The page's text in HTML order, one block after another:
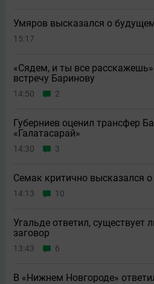
Умяров высказался о
15:17
«Сядем, и ты все
встречу Баринову
14:50 2
Губерниев оценил трансфер
«Галатасарай»
14:30 3
Семак критично высказался о
14:13 10
Угальде ответил, существует
заговор
13:43 6
В «Нижнем Новгороде»